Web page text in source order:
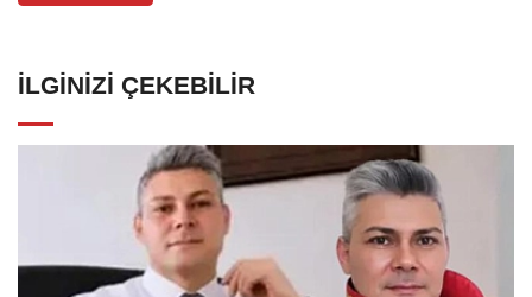
İLGINIZI ÇEKEBILIR